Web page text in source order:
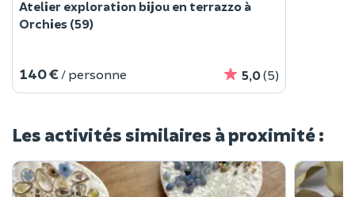
Atelier exploration bijou en terrazzo à
Orchies (59)
140 € / personne 5,0(5)
Les activités similaires à proximité :